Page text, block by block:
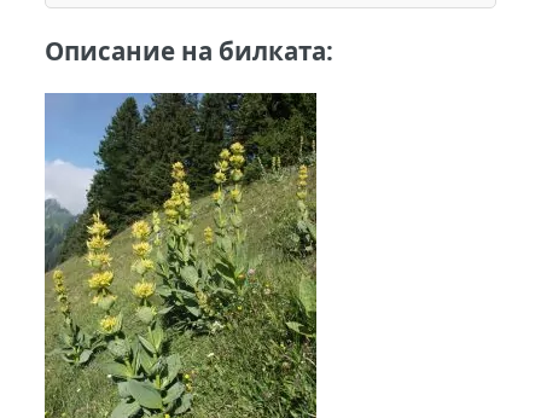
Описание на билката: